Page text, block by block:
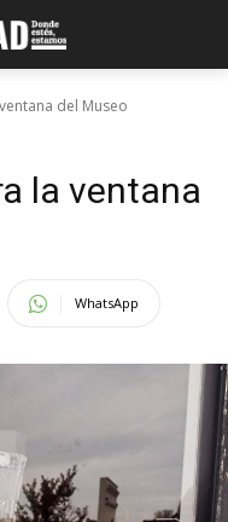
del Museo
la ventana
WhatsApp